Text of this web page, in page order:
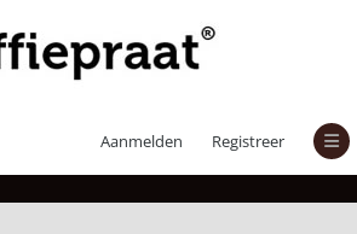
Aanmelden Registreer
Mokkapot etc.